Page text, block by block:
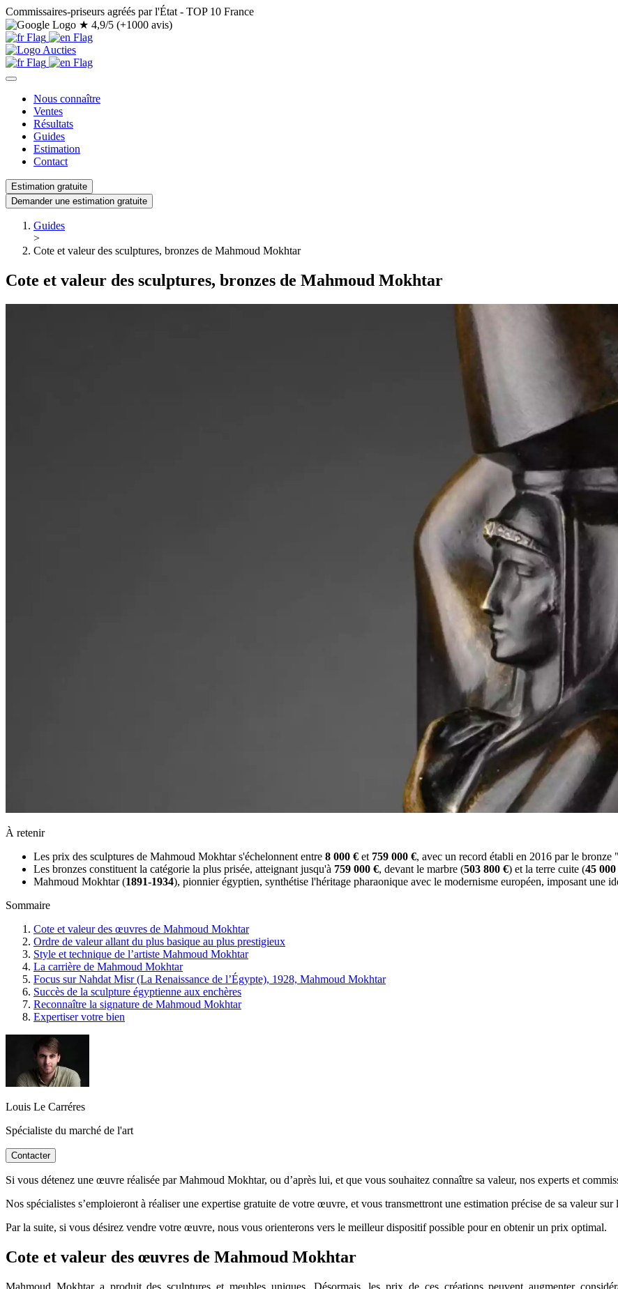
Commissaires-priseurs agréés par l'État - TOP 10 France
★ 4,9/5 (+1000 avis)
Nous connaître
Ventes
Résultats
Guides
Estimation
Contact
Estimation gratuite
Demander une estimation gratuite
Guides
>
Cote et valeur des sculptures, bronzes de Mahmoud Mokhtar
Cote et valeur des sculptures, bronzes de Mahmoud Mokhtar
À retenir
Les prix des sculptures de Mahmoud Mokhtar s'échelonnent entre 8 000 € et 759 000 €, avec un record établi en 2016 par le
Les bronzes constituent la catégorie la plus prisée, atteignant jusqu'à 759 000 €, devant le marbre (503 800 €) et la terre cuite (45 000
Mahmoud Mokhtar (1891-1934), pionnier égyptien, synthétise l'héritage pharaonique avec le modernisme européen, imposant une
Sommaire
Cote et valeur des œuvres de Mahmoud Mokhtar
Ordre de valeur allant du plus basique au plus prestigieux
Style et technique de l’artiste Mahmoud Mokhtar
La carrière de Mahmoud Mokhtar
Focus sur Nahdat Misr (La Renaissance de l’Égypte), 1928, Mahmoud Mokhtar
Succès de la sculpture égyptienne aux enchères
Reconnaître la signature de Mahmoud Mokhtar
Expertiser votre bien
Louis Le Carréres
Spécialiste du marché de l'art
Contacter
Si vous détenez une œuvre réalisée par Mahmoud Mokhtar, ou d’après lui, et que vous souhaitez connaître sa valeur, nos experts et
Nos spécialistes s’emploieront à réaliser une expertise gratuite de votre œuvre, et vous transmettront une estimation précise de sa valeur sur
Par la suite, si vous désirez vendre votre œuvre, nous vous orienterons vers le meilleur dispositif possible pour en obtenir un prix optimal.
Cote et valeur des œuvres de Mahmoud Mokhtar
Mahmoud Mokhtar a produit des sculptures et meubles uniques. Désormais, les prix de ces créations peuvent augmenter